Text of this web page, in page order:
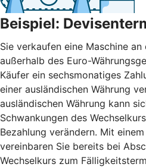
Beispiel:
Sie verkaufen eine Maschine an
außerhalb des Euro-
Käufer ein sechsmonatiges
einer ausländischen Währung
ausländischen Währung kann
Schwankungen des
Bezahlung verändern. Mit
vereinbaren Sie bereits bei
Wechselkurs zum